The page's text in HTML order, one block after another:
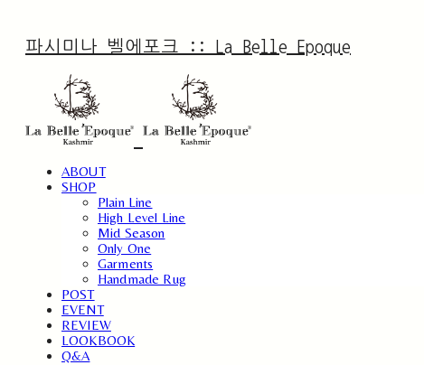
파시미나 벨에포크 :: La Belle Epoque
ABOUT
SHOP
Plain Line
High Level Line
Mid Season
Only One
Garments
Handmade Rug
POST
EVENT
REVIEW
LOOKBOOK
Q&A